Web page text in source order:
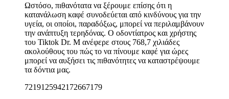
Ωστόσο, πιθανότατα να ξέρουμε επίσης ότι η
κατανάλωση καφέ συνοδεύεται από κινδύνους για την
υγεία, οι οποίοι, παραδόξως, μπορεί να περιλαμβάνουν
την ανάπτυξη τερηδόνας. Ο οδοντίατρος και χρήστης
του Tiktok Dr. M ανέφερε στους 768,7 χιλιάδες
ακολούθους του πώς το να πίνουμε καφέ για ώρες
μπορεί να αυξήσει τις πιθανότητες να καταστρέψουμε
τα δόντια μας.
7219125942172667179